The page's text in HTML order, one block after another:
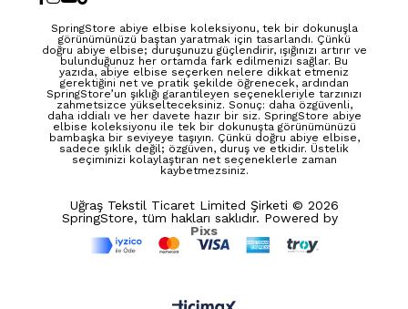
SpringStore abiye elbise koleksiyonu, tek bir dokunuşla
görünümünüzü baştan yaratmak için tasarlandı. Çünkü
doğru abiye elbise; duruşunuzu güçlendirir, ışığınızı artırır ve
bulunduğunuz her ortamda fark edilmenizi sağlar. Bu
yazıda, abiye elbise seçerken nelere dikkat etmeniz
gerektiğini net ve pratik şekilde öğrenecek, ardından
SpringStore’un şıklığı garantileyen seçenekleriyle tarzınızı
zahmetsizce yükselteceksiniz. Sonuç: daha özgüvenli,
daha iddialı ve her davete hazır bir siz. SpringStore abiye
elbise koleksiyonu ile tek bir dokunuşta görünümünüzü
bambaşka bir seviyeye taşıyın. Çünkü doğru abiye elbise,
sadece şıklık değil; özgüven, duruş ve etkidir. Üstelik
seçiminizi kolaylaştıran net seçeneklerle zaman
kaybetmezsiniz.
Uğraş Tekstil Ticaret Limited Şirketi © 2026
SpringStore, tüm hakları saklıdır. Powered by
Pixs